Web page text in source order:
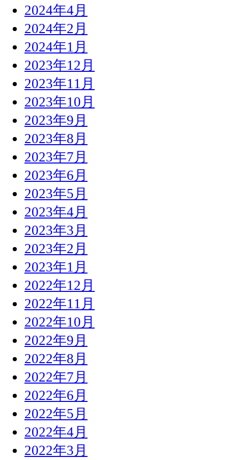
2024年4月
2024年2月
2024年1月
2023年12月
2023年11月
2023年10月
2023年9月
2023年8月
2023年7月
2023年6月
2023年5月
2023年4月
2023年3月
2023年2月
2023年1月
2022年12月
2022年11月
2022年10月
2022年9月
2022年8月
2022年7月
2022年6月
2022年5月
2022年4月
2022年3月